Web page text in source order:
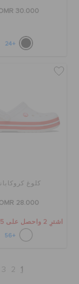
30.000
+24
كلوغ
28.000
اشترِ 2 واحصل على 25% خصم
+56
1
2
3